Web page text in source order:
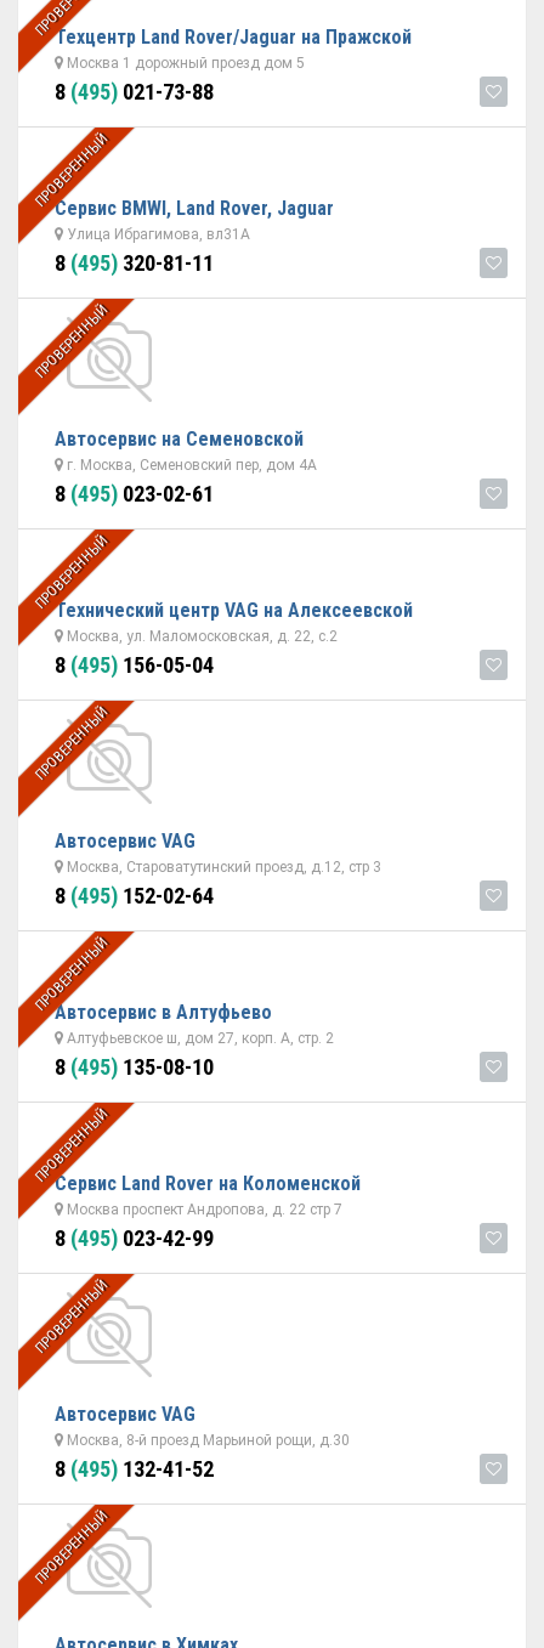
Техцентр Land Rover/Jaguar на Пражской
Москва 1 дорожный проезд дом 5
8 (495) 021-73-88
ПРОВЕРЕННЫЙ
Сервис BMWI, Land Rover, Jaguar
Улица Ибрагимова, вл31А
8 (495) 320-81-11
ПРОВЕРЕННЫЙ
Автосервис на Семеновской
г. Москва, Семеновский пер, дом 4А
8 (495) 023-02-61
ПРОВЕРЕННЫЙ
Технический центр VAG на Алексеевской
Москва, ул. Маломосковская, д. 22, с.2
8 (495) 156-05-04
ПРОВЕРЕННЫЙ
Автосервис VAG
Москва, Староватутинский проезд, д.12, стр 3
8 (495) 152-02-64
ПРОВЕРЕННЫЙ
Автосервис в Алтуфьево
Алтуфьевское ш, дом 27, корп. А, стр. 2
8 (495) 135-08-10
ПРОВЕРЕННЫЙ
Сервис Land Rover на Коломенской
Москва проспект Андропова, д. 22 стр 7
8 (495) 023-42-99
ПРОВЕРЕННЫЙ
Автосервис VAG
Москва, 8-й проезд Марьиной рощи, д.30
8 (495) 132-41-52
ПРОВЕРЕННЫЙ